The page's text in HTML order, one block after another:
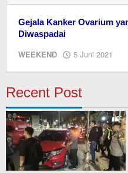
Gejala Kanker Ovarium
Diwaspadai
WEEKEND 5 Juni 2021
Recent Post